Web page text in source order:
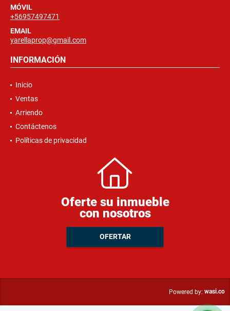
MÓVIL
+56957497471
EMAIL
yarellaprop@gmail.com
INFORMACIÓN
Inicio
Ventas
Arriendo
Contáctenos
Políticas de privacidad
Oferte su inmueble
con nosotros
OFERTAR
Powered by: wasi.co